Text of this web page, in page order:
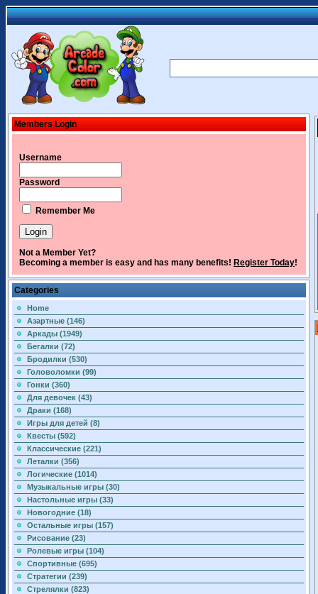
Members Login
Username
Password
Remember Me
Not a Member Yet?
Becoming a member is easy and has many benefits! Register Today!
Categories
Home
Азартные (146)
Аркады (1949)
Бегалки (72)
Бродилки (530)
Головоломки (99)
Гонки (360)
Для девочек (43)
Драки (168)
Игры для детей (8)
Квесты (592)
Классические (221)
Леталки (356)
Логические (1014)
Музыкальные игры (30)
Настольные игры (33)
Новогодние (18)
Остальные игры (157)
Рисование (23)
Ролевые игры (104)
Спортивные (695)
Стратегии (239)
Стрелялки (823)